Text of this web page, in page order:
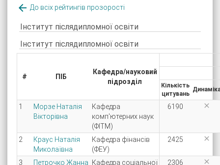
 До всіх рейтингів прозорості
# ПІБ
Кафедра/науковий
підрозділ
Кількість
цитувань
1
Морзе Наталія
Вікторівна
Кафедра
комп'ютерних наук
(ФІТМ)
6190 
2
Краус Наталія
Миколаївна
Кафедра фінансів
(ФЕУ)
2425 
3
Петрочко Жанна
Кафедра соціальної
2306 